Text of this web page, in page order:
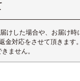
けした場合や、お届け時
対応をさせて頂きます。
ません。